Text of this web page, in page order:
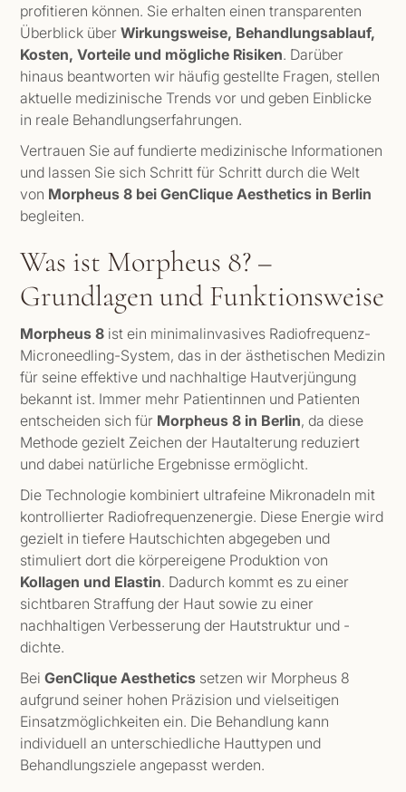
profitieren können. Sie erhalten einen transparenten
Überblick überWirkungsweise, Behandlungsablauf,
Kosten, Vorteile und mögliche Risiken. Darüber
hinaus beantworten wir häufig gestellte Fragen, stellen
aktuelle medizinische Trends vor und geben Einblicke
in reale Behandlungserfahrungen.
Vertrauen Sie auf fundierte medizinische Informationen
und lassen Sie sich Schritt für Schritt durch die Welt
von Morpheus 8 bei GenClique Aesthetics in Berlin
begleiten.
Was ist Morpheus 8? –
Grundlagen und Funktionsweise
Morpheus 8 ist ein minimalinvasives Radiofrequenz-
Microneedling-System, das in der ästhetischen Medizin
für seine effektive und nachhaltige Hautverjüngung
bekannt ist. Immer mehr Patientinnen und Patienten
entscheiden sich für Morpheus 8 in Berlin, da diese
Methode gezielt Zeichen der Hautalterung reduziert
und dabei natürliche Ergebnisse ermöglicht.
Die Technologie kombiniert ultrafeine Mikronadeln mit
kontrollierter Radiofrequenzenergie. Diese Energie wird
gezielt in tiefere Hautschichten abgegeben und
stimuliert dort die körpereigene Produktion von
Kollagen und Elastin. Dadurch kommt es zu einer
sichtbaren Straffung der Haut sowie zu einer
nachhaltigen Verbesserung der Hautstruktur und -
dichte.
BeiGenClique Aesthetics setzen wir Morpheus 8
aufgrund seiner hohen Präzision und vielseitigen
Einsatzmöglichkeiten ein. Die Behandlung kann
individuell an unterschiedliche Hauttypen und
Behandlungsziele angepasst werden.